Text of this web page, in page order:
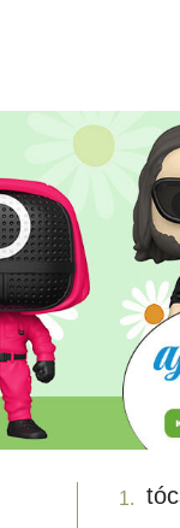
1.